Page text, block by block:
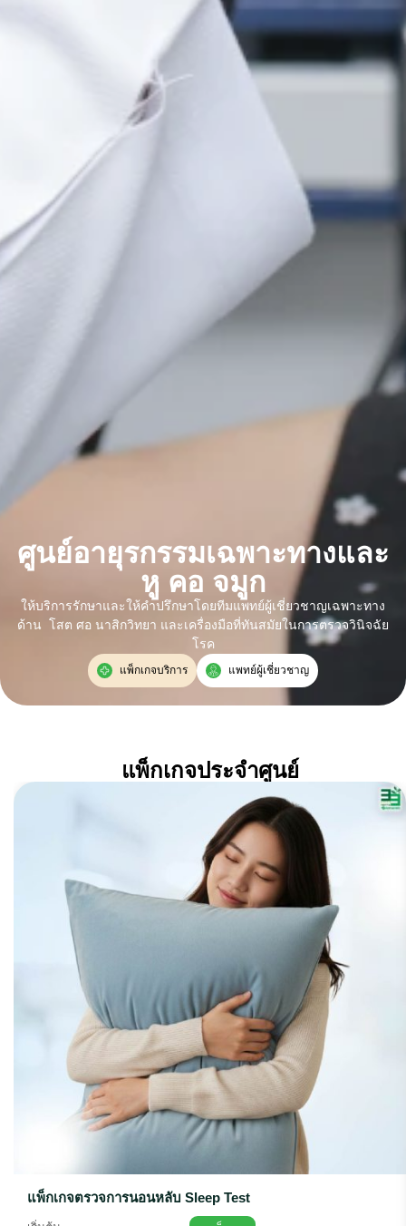
ศูนย์อายุรกรรมเฉพาะทางและ
หู คอ จมูก
ให้บริการรักษาและให้คำปรึกษาโดยทีมแพทย์ผู้เชี่ยวชาญเฉพาะทาง
ด้าน โสต ศอ นาสิกวิทยา และเครื่องมือที่ทันสมัยในการตรวจวินิจฉัย
โรค
แพ็กเกจบริการ แพทย์ผู้เชี่ยวชาญ
แพ็กเกจประจำศูนย์
แพ็กเกจตรวจการนอนหลับ Sleep Test